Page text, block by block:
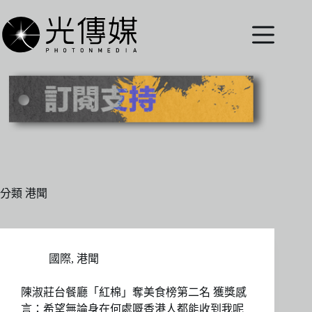
至
主
內
分類 港聞
國際, 港聞
陳淑莊台餐廳「紅棉」奪美食榜第二名 獲獎感
言：希望無論身在何處嘅香港人都能收到我呢